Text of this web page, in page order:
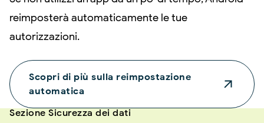
reimposterà automaticamente le tue
autorizzazioni.
Scopri di più sulla reimpostazione
automatica
Sezione Sicurezza dei dati